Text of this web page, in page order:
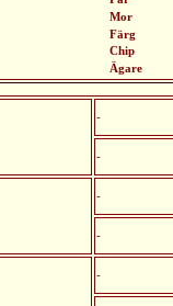
Mor
Färg
Chip
Ägare
-
-
-
-
-